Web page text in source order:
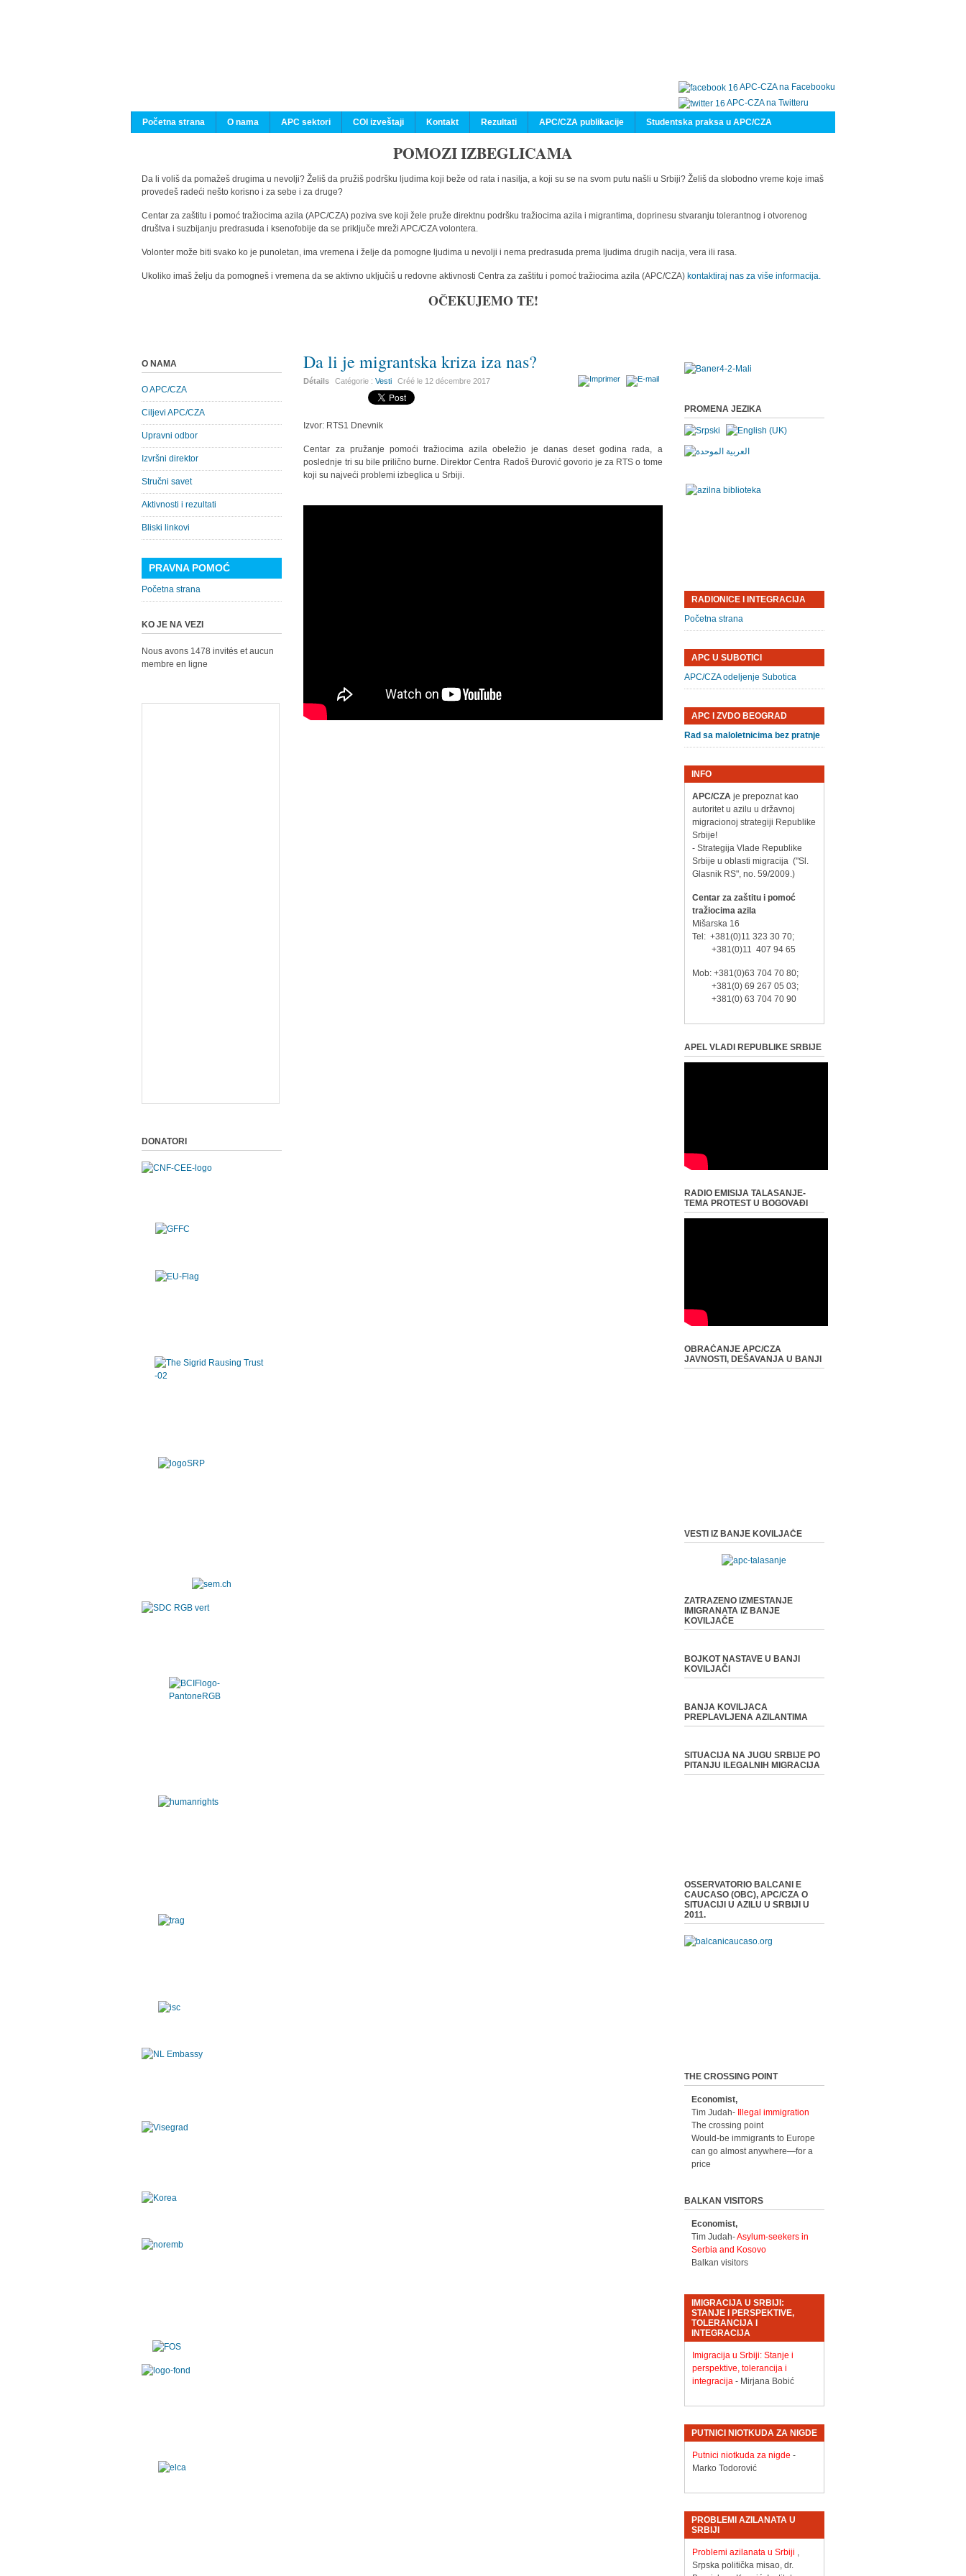
APC-CZA na Facebooku
APC-CZA na Twitteru
Početna strana
O nama APC sektori COI izveštaji Kontakt Rezultati APC/CZA publikacije Studentska praksa u APC/CZA
POMOZI IZBEGLICAMA
Da li voliš da pomažeš drugima u nevolji? Želiš da pružiš podršku ljudima koji beže od rata i nasilja, a koji su se na svom putu našli u Srbiji? Želiš da slobodno vreme koje imaš
provedeš radeći nešto korisno i za sebe i za druge?
Centar za zaštitu i pomoć tražiocima azila (APC/CZA) poziva sve koji žele pruže direktnu podršku tražiocima azila i migrantima, doprinesu stvaranju tolerantnog i otvorenog
društva i suzbijanju predrasuda i ksenofobije da se priključe mreži APC/CZA volontera.
Volonter može biti svako ko je punoletan, ima vremena i želje da pomogne ljudima u nevolji i nema predrasuda prema ljudima drugih nacija, vera ili rasa.
Ukoliko imaš želju da pomogneš i vremena da se aktivno uključiš u redovne aktivnosti Centra za zaštitu i pomoć tražiocima azila (APC/CZA) kontaktiraj nas za više informacija.
OČEKUJEMO TE!
Da li je migrantska kriza iza nas?
Détails Catégorie :Vesti Créé le 12 décembre 2017
Izvor: RTS1 Dnevnik
Centar za pružanje pomoći tražiocima azila obeležio je danas deset godina rada, a
poslednje tri su bile prilično burne. Direktor Centra Radoš Đurović govorio je za RTS o tome
koji su najveći problemi izbeglica u Srbiji.
O NAMA
O APC/CZA
Ciljevi APC/CZA
Upravni odbor
Izvršni direktor
Stručni savet
Aktivnosti i rezultati
Bliski linkovi
PRAVNA POMOĆ
Početna strana
KO JE NA VEZI
Nous avons 1478 invités et aucun
membre en ligne
DONATORI
PROMENA JEZIKA
RADIONICE I INTEGRACIJA
Početna strana
APC U SUBOTICI
APC/CZA odeljenje Subotica
APC I ZVDO BEOGRAD
Rad sa maloletnicima bez pratnje
INFO
APC/CZAje prepoznat kao
autoritet u azilu u državnoj
migracionoj strategiji Republike
Srbije!
- Strategija Vlade Republike
Srbije u oblasti migracija ("Sl.
Glasnik RS", no. 59/2009.)
Centar za zaštitu i pomoć
tražiocima azila
Mišarska 16
Tel: +381(0)11 323 30 70;
+381(0)11 407 94 65
Mob: +381(0)63 704 70 80;
+381(0) 69 267 05 03;
+381(0) 63 704 70 90
APEL VLADI REPUBLIKE SRBIJE
RADIO EMISIJA TALASANJE-
TEMA PROTEST U BOGOVAĐI
OBRAĆANJE APC/CZA
JAVNOSTI, DEŠAVANJA U BANJI
VESTI IZ BANJE KOVILJAČE
ZATRAZENO IZMESTANJE
IMIGRANATA IZ BANJE
KOVILJAČE
BOJKOT NASTAVE U BANJI
KOVILJAČI
BANJA KOVILJACA
PREPLAVLJENA AZILANTIMA
SITUACIJA NA JUGU SRBIJE PO
PITANJU ILEGALNIH MIGRACIJA
OSSERVATORIO BALCANI E
CAUCASO (OBC), APC/CZA O
SITUACIJI U AZILU U SRBIJI U
2011.
THE CROSSING POINT
Economist,
Tim Judah-
Illegal immigration
The crossing point
Would-be immigrants to Europe
can go almost anywhere—for a
price
BALKAN VISITORS
Economist,
Tim Judah-Asylum-seekers in
Serbia and Kosovo
Balkan visitors
IMIGRACIJA U SRBIJI:
STANJE I PERSPEKTIVE,
TOLERANCIJA I
INTEGRACIJA
Imigracija u Srbiji: Stanje i
perspektive, tolerancija i
integracija- Mirjana Bobić
PUTNICI NIOTKUDA ZA NIGDE
Putnici niotkuda za nigde -
Marko Todorović
PROBLEMI AZILANATA U
SRBIJI
Problemi azilanata u Srbiji ,
Srpska politička misao, dr.